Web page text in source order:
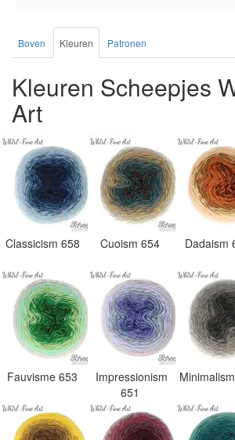
Boven Kleuren Patronen
Kleuren Scheepjes
Art
Classicism 658 Cuoism 654 Dadaism
Fauvisme 653
Impressionism
651